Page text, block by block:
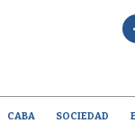
CABA SOCIEDAD